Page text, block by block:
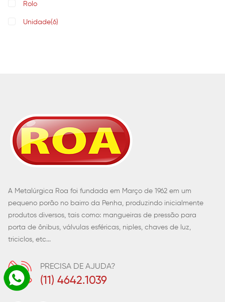
Rolo
Unidade(6)
A Metalúrgica Roa foi fundada em Março de 1962 em um
pequeno porão no bairro da Penha, produzindo inicialmente
produtos diversos, tais como: mangueiras de pressão para
porta de ônibus, válvulas esféricas, niples, chaves de luz,
triciclos, etc...
PRECISA DE AJUDA?
(11) 4642.1039